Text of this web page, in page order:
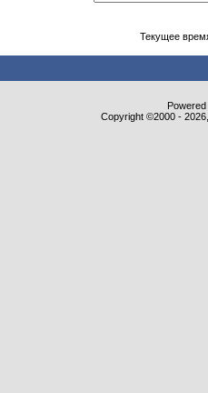
Текущее
Copyright ©2000 -